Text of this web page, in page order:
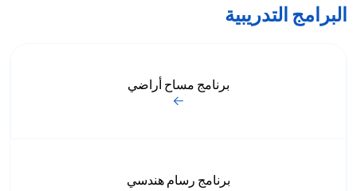
البرامج التدريبية
برنامج مساح أراضي
برنامج رسام هندسي